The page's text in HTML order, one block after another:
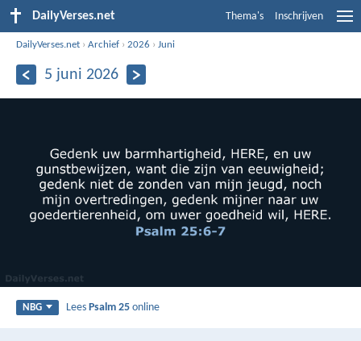
DailyVerses.net Thema's Inschrijven
DailyVerses.net ›Archief ›2026 ›Juni
5 juni 2026
NBG LeesPsalm 25 online